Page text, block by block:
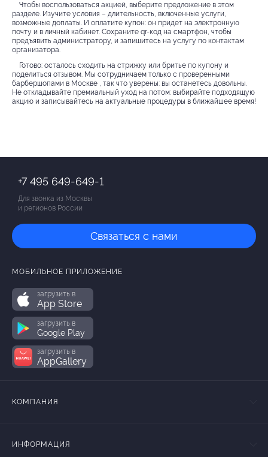
Чтобы воспользоваться акцией, выберите предложение в этом
разделе. Изучите условия – длительность, включенные услуги,
возможные доплаты. И оплатите купон: он придет на электронную
почту и в личный кабинет. Сохраните qr-код на смартфон, чтобы
предъявить администратору, и запишитесь на услугу по контактам
организатора.
Готово: осталось сходить на стрижку или бритье по купону и
поделиться отзывом. Мы сотрудничаем только с проверенными
барбершопами в Москве , так что уверены: вы останетесь довольны.
Не откладывайте премиальный уход на потом: выбирайте подходящую
акцию и записывайтесь на актуальные процедуры в ближайшее время!
+7 495 649-649-1
Для звонка из Москвы
и регионов России
Связаться с нами
МОБИЛЬНОЕ ПРИЛОЖЕНИЕ
загрузить в
App Store
загрузить в
Google Play
загрузить в
AppGallery
КОМПАНИЯ
ИНФОРМАЦИЯ